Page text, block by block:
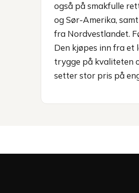
også på smakfulle
og Sør-Amerika,
fra Nordvestlandet.
Den kjøpes inn fra et
trygge på kvaliteten
setter stor pris på